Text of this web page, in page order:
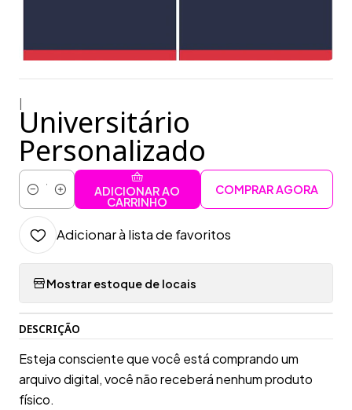
Universitário
Personalizado
Quantidade
ADICIONAR AO
CARRINHO
COMPRAR AGORA
Adicionar à lista de favoritos
Mostrar estoque de locais
DESCRIÇÃO
Esteja consciente que você está comprando um
arquivo digital, você não receberá nenhum produto
físico.